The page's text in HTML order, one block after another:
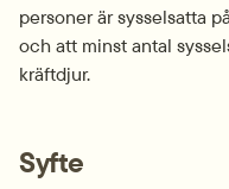
personer är sysselsatta
och att minst antal
kräftdjur.
Syfte